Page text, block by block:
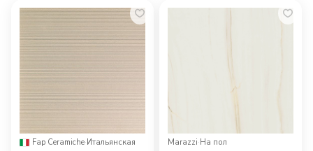
Fap Ceramiche·Итальянская Marazzi·На пол